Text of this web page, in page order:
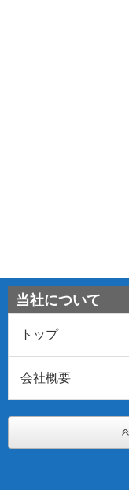
当社について
トップ
会社概要